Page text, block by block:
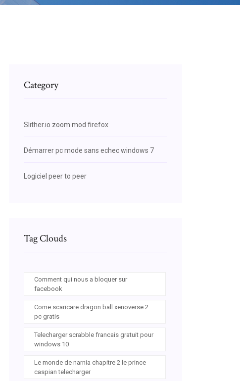
Category
Slither.io zoom mod firefox
Démarrer pc mode sans echec windows 7
Logiciel peer to peer
Tag Clouds
Comment qui nous a bloquer sur
facebook
Come scaricare dragon ball xenoverse 2
pc gratis
Telecharger scrabble francais gratuit pour
windows 10
Le monde de narnia chapitre 2 le prince
caspian telecharger